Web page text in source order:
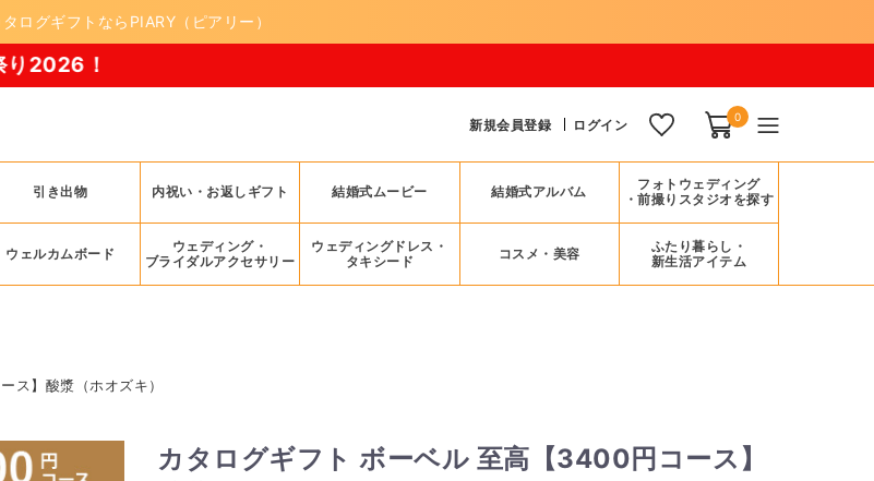
ログギフトならPIARY（ピアリー）
新規会員登録 ログイン 0
引き出物 内祝い・お返しギフト 結婚式ムービー 結婚式アルバム
フォトウェディング
・前撮りスタジオを探す
ウェルカムボード
ウェディング・
ブライダルアクセサリー
ウェディングドレス・
タキシード
コスメ・美容
ふたり暮らし・
新生活アイテム
ス】酸漿（ホオズキ）
カタログギフト ボーベル 至高【3400円コース】